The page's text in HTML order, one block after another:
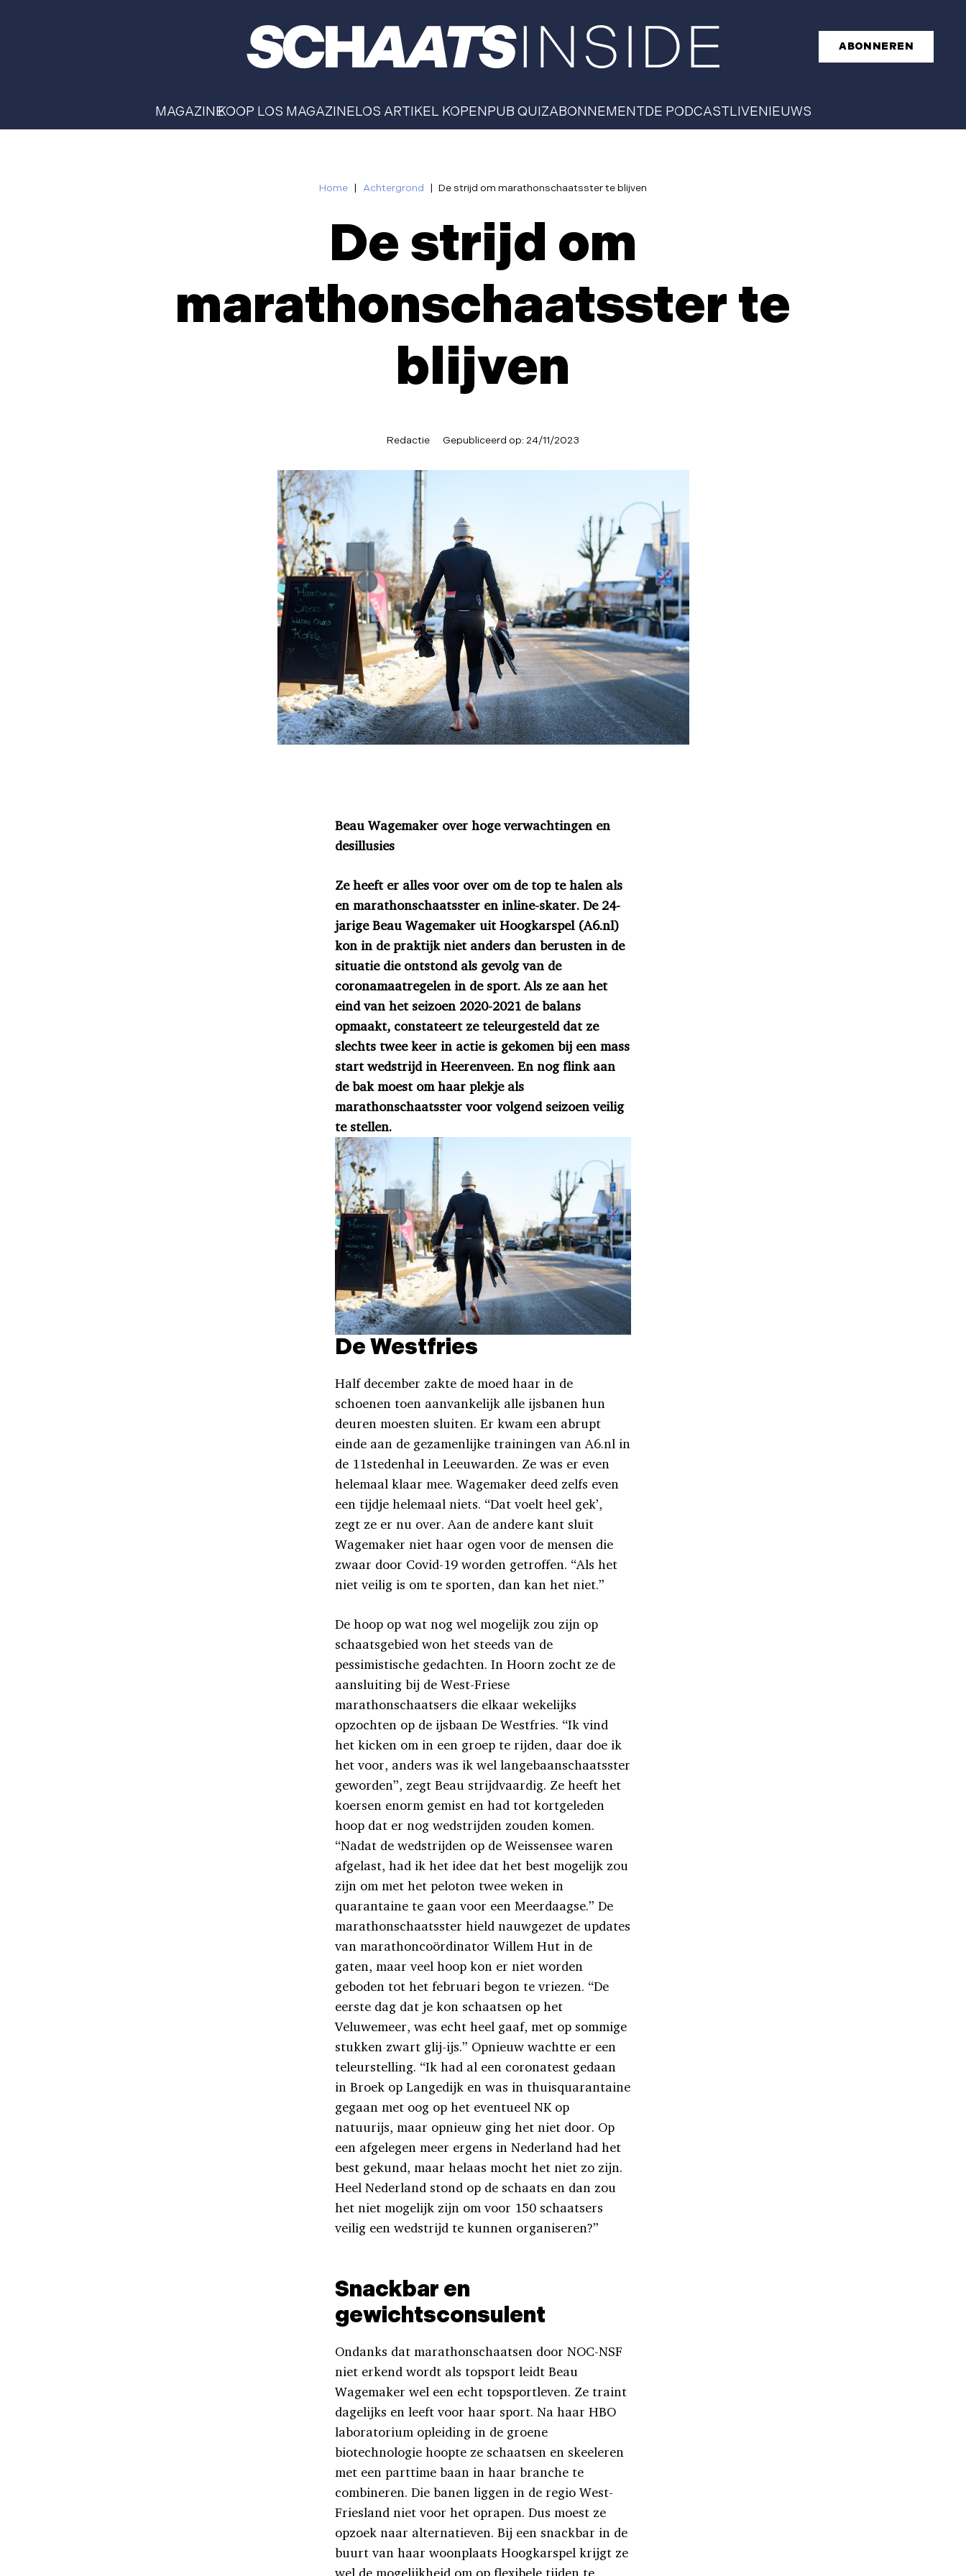
ABONNEREN
MAGAZINEKOOP LOS MAGAZINELOS ARTIKEL KOPENPUB QUIZABONNEMENTDE PODCASTLIVENIEUWS
Home | Achtergrond | De strijd om marathonschaatsster te blijven
De strijd om
marathonschaatsster te
blijven
Redactie Gepubliceerd op: 24/11/2023
Beau Wagemaker over hoge verwachtingen en
desillusies
Ze heeft er alles voor over om de top te halen als
en marathonschaatsster en inline-skater. De 24-
jarige Beau Wagemaker uit Hoogkarspel (A6.nl)
kon in de praktijk niet anders dan berusten in de
situatie die ontstond als gevolg van de
coronamaatregelen in de sport. Als ze aan het
eind van het seizoen 2020-2021 de balans
opmaakt, constateert ze teleurgesteld dat ze
slechts twee keer in actie is gekomen bij een mass
start wedstrijd in Heerenveen. En nog flink aan
de bak moest om haar plekje als
marathonschaatsster voor volgend seizoen veilig
te stellen.
De Westfries
Half december zakte de moed haar in de
schoenen toen aanvankelijk alle ijsbanen hun
deuren moesten sluiten. Er kwam een abrupt
einde aan de gezamenlijke trainingen van A6.nl in
de 11stedenhal in Leeuwarden. Ze was er even
helemaal klaar mee. Wagemaker deed zelfs even
een tijdje helemaal niets. “Dat voelt heel gek’,
zegt ze er nu over. Aan de andere kant sluit
Wagemaker niet haar ogen voor de mensen die
zwaar door Covid-19 worden getroffen. “Als het
niet veilig is om te sporten, dan kan het niet.”
De hoop op wat nog wel mogelijk zou zijn op
schaatsgebied won het steeds van de
pessimistische gedachten. In Hoorn zocht ze de
aansluiting bij de West-Friese
marathonschaatsers die elkaar wekelijks
opzochten op de ijsbaan De Westfries. “Ik vind
het kicken om in een groep te rijden, daar doe ik
het voor, anders was ik wel langebaanschaatsster
geworden”, zegt Beau strijdvaardig. Ze heeft het
koersen enorm gemist en had tot kortgeleden
hoop dat er nog wedstrijden zouden komen.
“Nadat de wedstrijden op de Weissensee waren
afgelast, had ik het idee dat het best mogelijk zou
zijn om met het peloton twee weken in
quarantaine te gaan voor een Meerdaagse.” De
marathonschaatsster hield nauwgezet de updates
van marathoncoördinator Willem Hut in de
gaten, maar veel hoop kon er niet worden
geboden tot het februari begon te vriezen. “De
eerste dag dat je kon schaatsen op het
Veluwemeer, was echt heel gaaf, met op sommige
stukken zwart glij-ijs.” Opnieuw wachtte er een
teleurstelling. “Ik had al een coronatest gedaan
in Broek op Langedijk en was in thuisquarantaine
gegaan met oog op het eventueel NK op
natuurijs, maar opnieuw ging het niet door. Op
een afgelegen meer ergens in Nederland had het
best gekund, maar helaas mocht het niet zo zijn.
Heel Nederland stond op de schaats en dan zou
het niet mogelijk zijn om voor 150 schaatsers
veilig een wedstrijd te kunnen organiseren?”
Snackbar en
gewichtsconsulent
Ondanks dat marathonschaatsen door NOC-NSF
niet erkend wordt als topsport leidt Beau
Wagemaker wel een echt topsportleven. Ze traint
dagelijks en leeft voor haar sport. Na haar HBO
laboratorium opleiding in de groene
biotechnologie hoopte ze schaatsen en skeeleren
met een parttime baan in haar branche te
combineren. Die banen liggen in de regio West-
Friesland niet voor het oprapen. Dus moest ze
opzoek naar alternatieven. Bij een snackbar in de
buurt van haar woonplaats Hoogkarspel krijgt ze